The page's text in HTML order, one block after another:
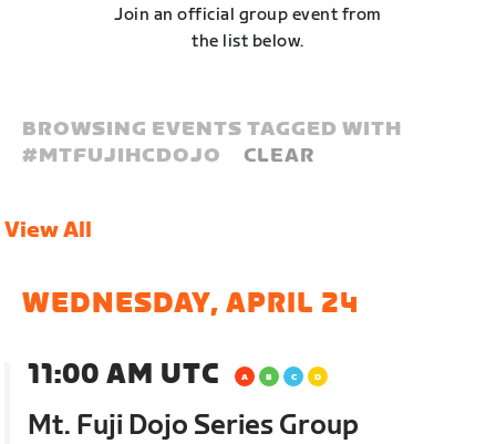
Join an official group event from
the list below.
BROWSING EVENTS TAGGED WITH
#MTFUJIHCDOJO CLEAR
View All
WEDNESDAY, APRIL 24
11:00 AM UTC
Mt. Fuji Dojo Series Group